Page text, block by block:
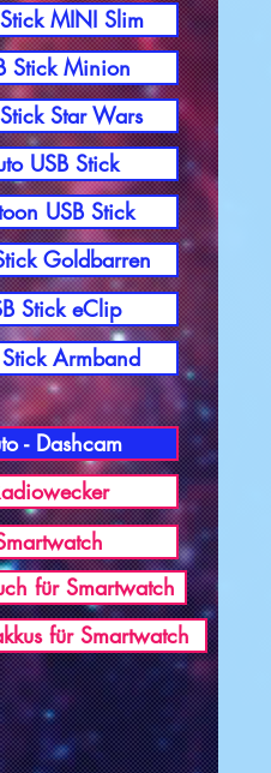
MINI Slim
Stick Minion
Star Wars
USB Stick
USB Stick
Goldbarren
Stick eClip
Armband
- Dashcam
für Smartwatch
für Smartwatch